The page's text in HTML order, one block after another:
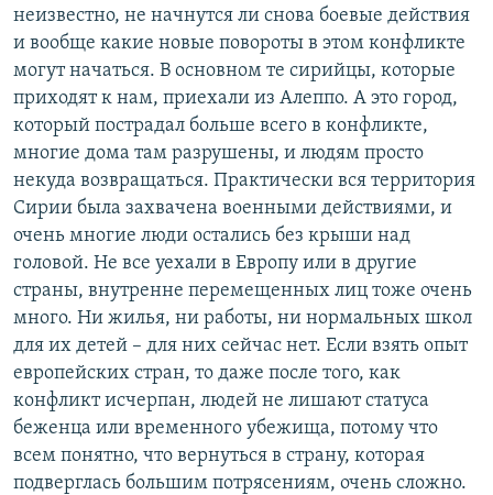
неизвестно, не начнутся ли снова боевые действия
и вообще какие новые повороты в этом конфликте
могут начаться. В основном те сирийцы, которые
приходят к нам, приехали из Алеппо. А это город,
который пострадал больше всего в конфликте,
многие дома там разрушены, и людям просто
некуда возвращаться. Практически вся территория
Сирии была захвачена военными действиями, и
очень многие люди остались без крыши над
головой. Не все уехали в Европу или в другие
страны, внутренне перемещенных лиц тоже очень
много. Ни жилья, ни работы, ни нормальных школ
для их детей – для них сейчас нет. Если взять опыт
европейских стран, то даже после того, как
конфликт исчерпан, людей не лишают статуса
беженца или временного убежища, потому что
всем понятно, что вернуться в страну, которая
подверглась большим потрясениям, очень сложно.